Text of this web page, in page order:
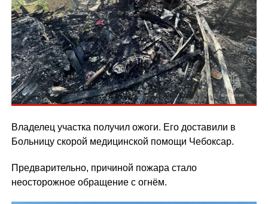
Владелец участка получил ожоги. Его доставили в
Больницу скорой медицинской помощи Чебоксар.
Предварительно, причиной пожара стало
неосторожное обращение с огнём.